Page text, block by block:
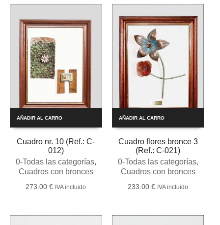
AÑADIR AL CARRO
Cuadro nr. 10 (Ref.: C-
012)
0-Todas las categorías,
Cuadros con bronces
273.00€ IVA incluido
AÑADIR AL CARRO
Cuadro flores bronce 3
(Ref.: C-021)
0-Todas las categorías,
Cuadros con bronces
233.00 € IVA incluido